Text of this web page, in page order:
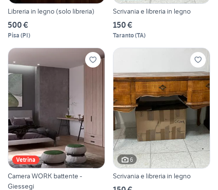
Libreria in legno (solo libreria)
500 €
Pisa (PI)
Scrivania e libreria in legno
150 €
Taranto(TA)
Vetrina
Camera WORK battente -
Giessegi
6
Scrivania e libreria in legno